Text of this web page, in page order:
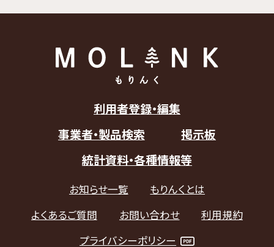
利用者登録・編集
事業者・製品検索
掲示板
統計資料・各種情報等
お知らせ一覧
もりんくとは
よくあるご質問
お問い合わせ
利用規約
プライバシーポリシー